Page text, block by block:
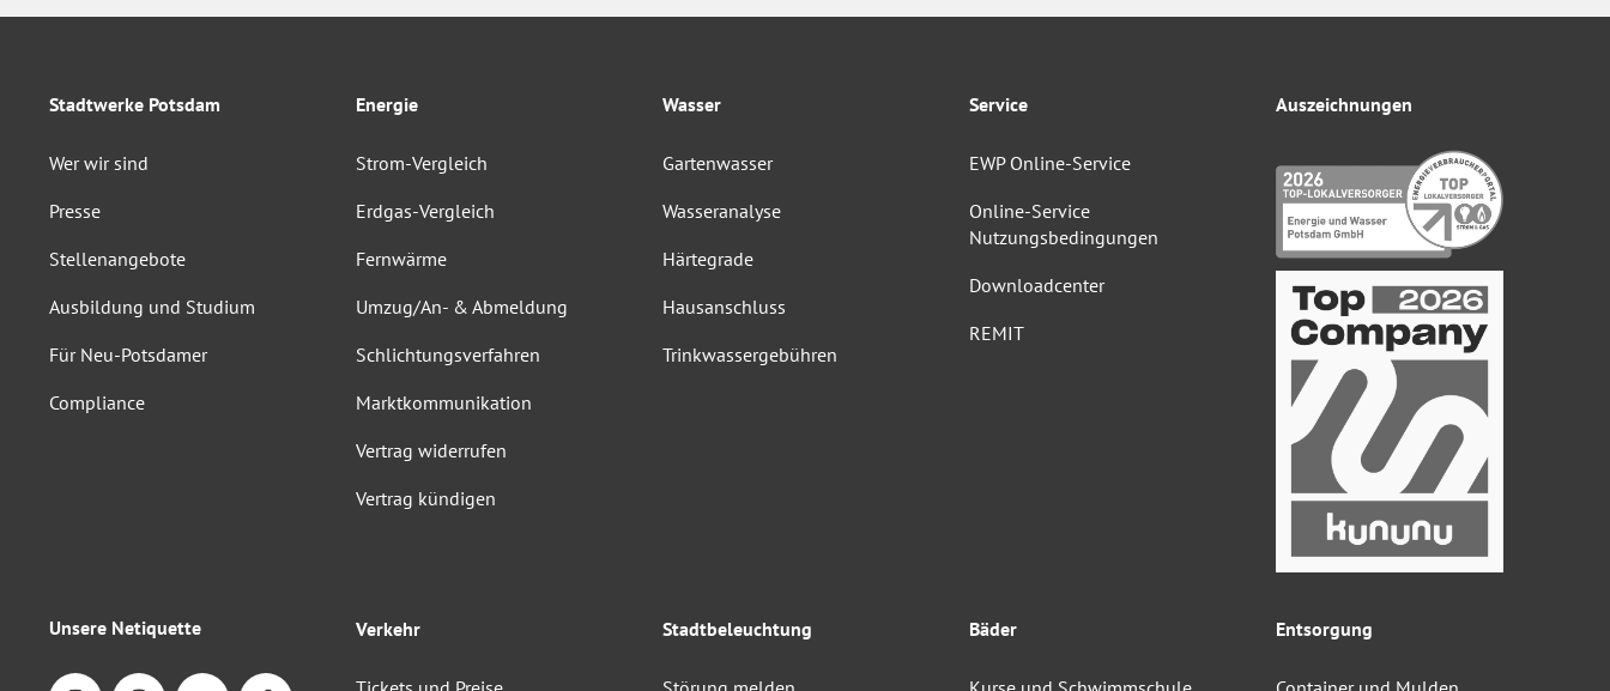
Stadtwerke Potsdam
Wer wir sind
Presse
Stellenangebote
Ausbildung und Studium
Für Neu-Potsdamer
Compliance
Energie
Strom-Vergleich
Erdgas-Vergleich
Fernwärme
Umzug/An- & Abmeldung
Schlichtungsverfahren
Marktkommunikation
Vertrag widerrufen
Vertrag kündigen
Wasser
Gartenwasser
Wasseranalyse
Härtegrade
Hausanschluss
Trinkwassergebühren
Verkehr Bäder Entsorgung
Stadtbeleuchtung
Service
EWP Online-Service
Online-Service
Nutzungsbedingungen
Downloadcenter
REMIT
Auszeichnungen
Unsere Netiquette